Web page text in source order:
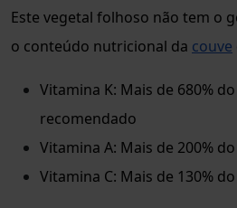
Este vegetal folhoso não tem o
o conteúdo nutricional da couve
Vitamina K: Mais de 680%
recomendado
Vitamina A: Mais de 200% do
Vitamina C: Mais de 130%